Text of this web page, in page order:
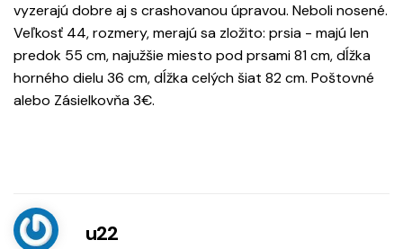
vyzerajú dobre aj s crashovanou úpravou. Neboli nosené.
Veľkosť 44, rozmery, merajú sa zložito: prsia - majú len
predok 55 cm, najužšie miesto pod prsami 81 cm, dĺžka
horného dielu 36 cm, dĺžka celých šiat 82 cm. Poštovné
alebo Zásielkovňa 3€.
u22